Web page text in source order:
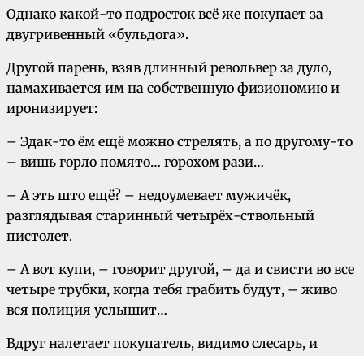
Однако какой-то подросток всё же покупает за
двугривенный «бульдога».
Другой парень, взяв длинный револьвер за дуло,
намахивается им на собственную физиономию и
иронизирует:
– Эдак-то ём ещё можно стрелять, а по другому-то
– вишь горло помято… горохом рази…
– А эть што ещё? – недоумевает мужичёк,
разглядывая старинный четырёх-ствольный
пистолет.
– А вот купи, – говорит другой, – да и свисти во все
четыре трубки, когда тебя грабить будут, – живо
вся полиция услышит…
Вдруг налетает покупатель, видимо слесарь, и